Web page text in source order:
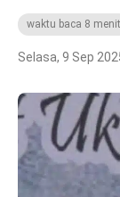
waktu baca 8 menit
Selasa, 9 Sep